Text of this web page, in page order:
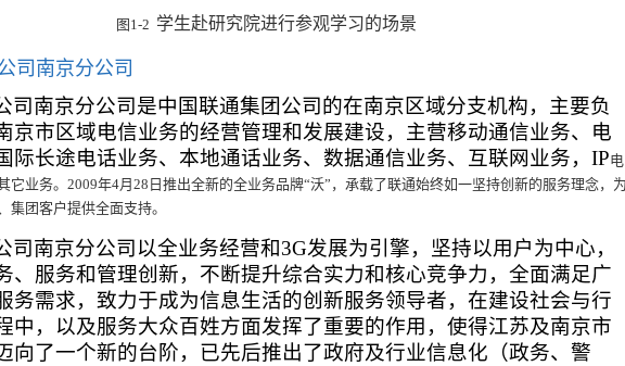
图 1-2 学生赴研究院进行参观学习的场景
司南京分公司
司南京分公司是中国联通集团公司的在南京区域分支机构，主要负
京市区域电信业务的经营管理和发展建设，主营移动通信业务、电
际长途电话业务、本地通话业务、数据通信业务、互联网业务， IP电
它业务。 2009年4月 28 日推出全新的全业务品牌“沃”，承载了联通始终如一坚持创新的服务理念，
集团客户提供全面支持。
司南京分公司以全业务经营和3G发展为引擎，坚持以用户为中心，
、服务和管理创新，不断提升综合实力和核心竞争力，全面满足广
务需求，致力于成为信息生活的创新服务领导者，在建设社会与行
中，以及服务大众百姓方面发挥了重要的作用，使得江苏及南京市
向了一个新的台阶，已先后推出了政府及行业信息化（政务、警